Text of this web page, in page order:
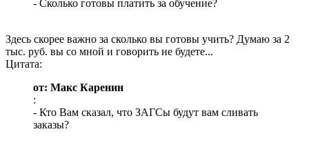
- Сколько готовы платить за обучение?
Здесь скорее важно за сколько вы готовы учить? Думаю за 2
тыс. руб. вы со мной и говорить не будете...
Цитата:
от: Макс Каренин
:
- Кто Вам сказал, что ЗАГСы будут вам сливать
заказы?